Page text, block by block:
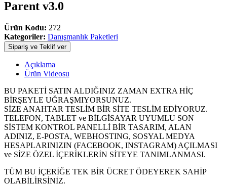
Parent v3.0
Ürün Kodu: 272
Kategoriler: Danışmanlık Paketleri
Sipariş ve Teklif ver
Açıklama
Ürün Videosu
BU PAKETİ SATIN ALDIĞINIZ ZAMAN EXTRA HİÇ
BİRŞEYLE UĞRAŞMIYORSUNUZ.
SİZE ANAHTAR TESLİM BİR SİTE TESLİM EDİYORUZ.
TELEFON, TABLET ve BİLGİSAYAR UYUMLU SON
SİSTEM KONTROL PANELLİ BİR TASARIM, ALAN
ADINIZ, E-POSTA, WEBHOSTING, SOSYAL MEDYA
HESAPLARINIZIN (FACEBOOK, INSTAGRAM) AÇILMASI
ve SİZE ÖZEL İÇERİKLERİN SİTEYE TANIMLANMASI.
TÜM BU İÇERİĞE TEK BİR ÜCRET ÖDEYEREK SAHİP
OLABİLİRSİNİZ.